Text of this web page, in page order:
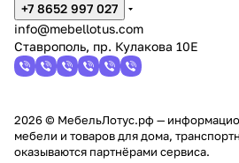
+7 8652 997 027
info@mebellotus.com
Ставрополь, пр. Кулакова 10Е
2026 © МебельЛотус.рф —
мебели и товаров для дома,
оказываются партнёрами сервиса.